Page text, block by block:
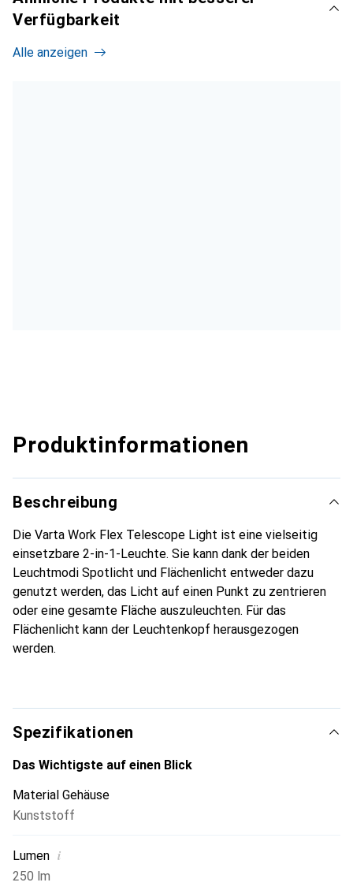
Verfügbarkeit
Alle anzeigen
Produktinformationen
Beschreibung
Die Varta Work Flex Telescope Light ist eine vielseitig
einsetzbare 2-in-1-Leuchte. Sie kann dank der beiden
Leuchtmodi Spotlicht und Flächenlicht entweder dazu
genutzt werden, das Licht auf einen Punkt zu zentrieren
oder eine gesamte Fläche auszuleuchten. Für das
Flächenlicht kann der Leuchtenkopf herausgezogen
werden.
Spezifikationen
Das Wichtigste auf einen Blick
Material Gehäuse
Kunststoff
Lumen i
250 lm